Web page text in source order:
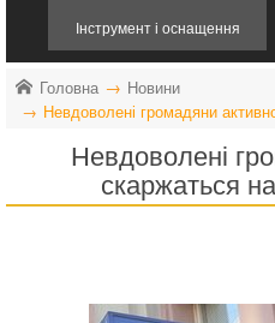
Інструмент і оснащення
Головна
Новини
Невдоволені громадяни
Невдоволені
скаржаться